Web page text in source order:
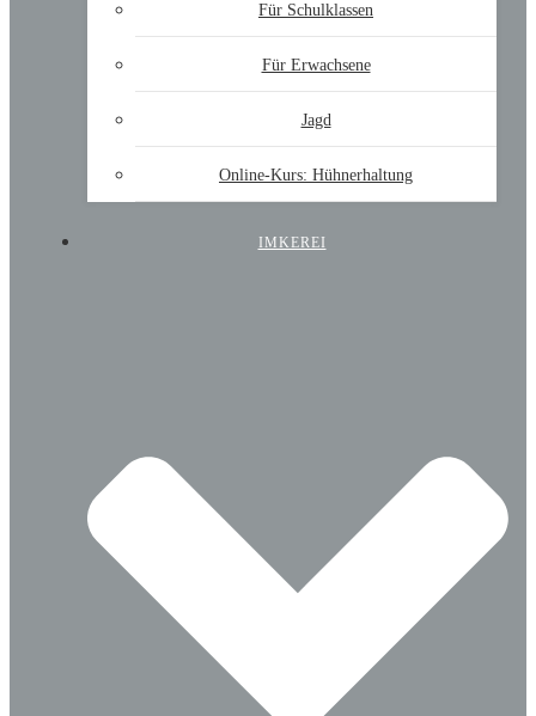
Für Schulklassen
Für Erwachsene
Jagd
Online-Kurs: Hühnerhaltung
IMKEREI